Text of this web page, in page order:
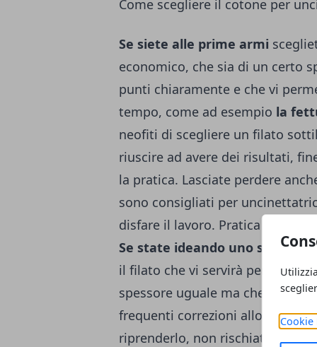
Cookie
Come scegliere il cotone per
Se siete alle prime armi
economico, che sia di un certo
punti chiaramente e che vi
tempo, come ad esempio la
neofiti di scegliere un filato
riuscire ad avere dei risultati,
la pratica. Lasciate perdere
sono consigliati per
disfare il lavoro. Pratica che,
Se state ideando uno schema
il filato che vi servirà per il
spessore uguale ma che sia
frequenti correzioni allo schema
riprenderlo, non rischiate di